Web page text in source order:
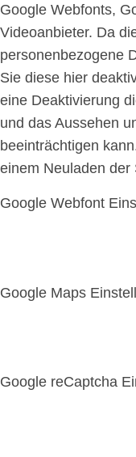
Google Webfonts,
Videoanbieter. Da
personenbezogene
Sie diese hier
eine Deaktivierung
und das Aussehen
beeinträchtigen
einem Neuladen der
Google Webfont
Google Maps
Google reCaptcha